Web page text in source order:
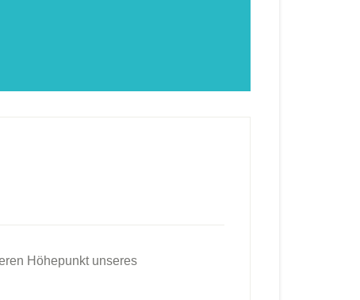
Höhepunkt unseres